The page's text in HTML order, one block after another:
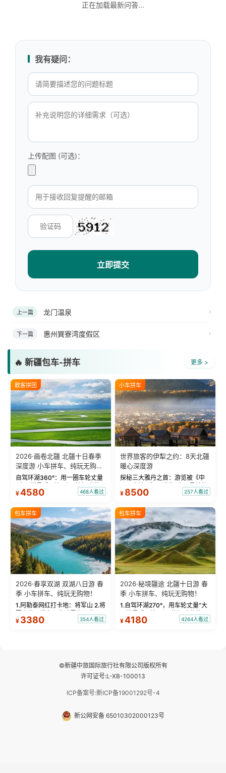
正在加载最新问答...
我有疑问：
上传配图 (可选)：
立即提交
上一篇 龙门温泉
下一篇 惠州巽寮湾度假区
🔥 新疆包车-拼车 更多 >
散客拼团
2026·画卷北疆 北疆十日春季
深度游 小车拼车、纯玩无购
物！
自驾环湖360°：用一圈车轮丈量
“大西洋最后一滴眼泪”的极致蔚
蓝。 赛湖旅拍：甄选多款风格服
绝美瞬间。 赛湖坦克300跟车视
频：专业摄影师...
¥4580 468人看过
小车拼车
世界旅客的伊犁之约：8天北疆
暖心深度游
探秘三大雅丹之首：游览被《中
国国家地理》评选为“中国最美的
三大雅丹”第一名的克拉玛依魔鬼
瓦人最大村落——禾木村，欣赏
晨雾与小木...
¥ 8500 257人看过
包车拼车
2026·春享双湖 双湖八日游 春
季 小车拼车、纯玩无购物！
1.阿勒泰网红打卡地：将军山 2.将
军山落日缆车，体验雪都风光 3.
将军山，夕阳派对，蹦迪party 4.
¥ 3380 354人看过
包车拼车
2026·秘境疆途 北疆十日游 春
季 小车拼车、纯玩无购物！
1.自驾环湖270°，用车轮丈量“大
西洋最后一滴眼泪”的极致蔚蓝，
让雪山、花海与深邃湖水在转弯
¥4180 4264人看过
©新疆中旅国际旅行社有限公司版权所有
许可证号:L-XB-100013
ICP备案号:新ICP备19001292号-4
新公网安备 65010302000123号